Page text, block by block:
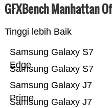
GFXBench Manhattan
Tinggi lebih Baik
Samsung Galaxy J7
Samsung Galaxy J7
Prime
Samsung Galaxy S7
Samsung Galaxy S7
Edge